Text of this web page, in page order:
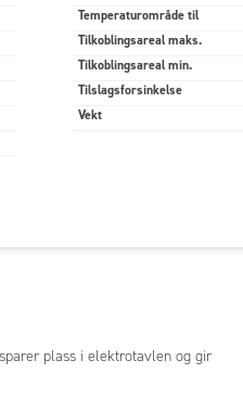
DATA
24 V DC
Temperaturområde til
Tilkoblingsareal maks.
Tilkoblingsareal min.
Tilslagsforsinkelse
Vekt
plass i elektrotavlen og gir